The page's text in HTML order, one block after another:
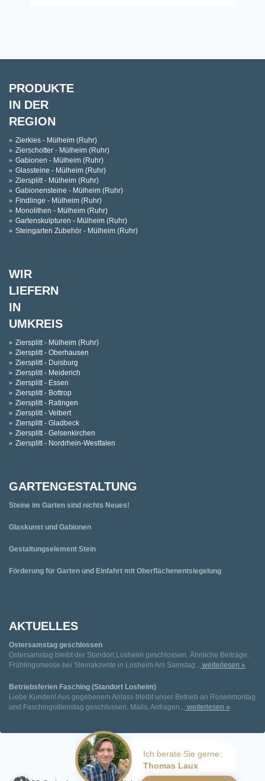
Ich berate Sie gerne:
Thomas Laux
PRODUKTE
IN DER
REGION
Zierkies - Mülheim (Ruhr)
Zierschotter - Mülheim (Ruhr)
Gabionen - Mülheim (Ruhr)
Glassteine - Mülheim (Ruhr)
Ziersplitt - Mülheim (Ruhr)
Gabionensteine - Mülheim (Ruhr)
Findlinge - Mülheim (Ruhr)
Monolithen - Mülheim (Ruhr)
Gartenskulpturen - Mülheim (Ruhr)
Steingarten Zubehör - Mülheim (Ruhr)
WIR
LIEFERN
IN
UMKREIS
Ziersplitt - Mülheim (Ruhr)
Ziersplitt - Oberhausen
Ziersplitt - Duisburg
Ziersplitt - Meiderich
Ziersplitt - Essen
Ziersplitt - Bottrop
Ziersplitt - Ratingen
Ziersplitt - Velbert
Ziersplitt - Gladbeck
Ziersplitt - Gelsenkirchen
Ziersplitt - Nordrhein-Westfalen
GARTENGESTALTUNG
Steine im Garten sind nichts Neues!
Glaskunst und Gabionen
Gestaltungselement Stein
Förderung für Garten und Einfahrt mit Oberflächenentsiegelung
AKTUELLES
Ostersamstag geschlossen
Ostersamstag bleibt der Standort Losheim geschlossen. Ähnliche Beiträge:
Frühlingsmesse bei Steinakzente in Losheim Am Samstag...
weiterlesen »
Betriebsferien Fasching (Standort Losheim)
Liebe Kunden! Aus gegebenem Anlass bleibt unser Betrieb an Rosenmontag
und Faschingsdienstag geschlossen. Mails, Anfragen...
weiterlesen »